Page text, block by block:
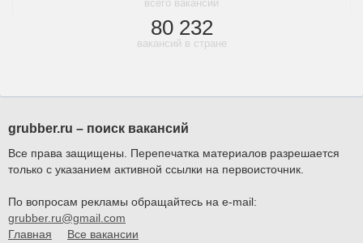
всего вакансий
80 232
вакансий в стране
grubber.ru – поиск вакансий
Все права защищены. Перепечатка материалов разрешается
только с указанием активной ссылки на первоисточник.
По вопросам рекламы обращайтесь на e-mail:
grubber.ru@gmail.com
Главная
Все вакансии